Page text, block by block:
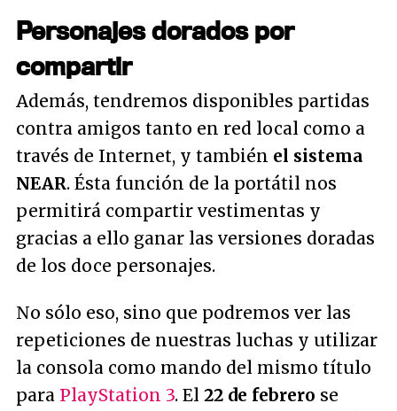
Personajes dorados por
compartir
Además, tendremos disponibles partidas
contra amigos tanto en red local como a
través de Internet, y también el sistema
NEAR. Ésta función de la portátil nos
permitirá compartir vestimentas y
gracias a ello ganar las versiones doradas
de los doce personajes.
No sólo eso, sino que podremos ver las
repeticiones de nuestras luchas y utilizar
la consola como mando del mismo título
para PlayStation 3. El 22 de febrero se